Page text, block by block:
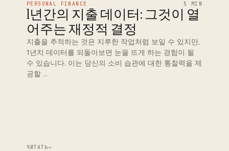
PERSONAL FINANCE 5 MIN
1년간의 지출 데이터: 그것이 열
어주는 재정적 결정
지출을 추적하는 것은 지루한 작업처럼 보일 수 있지만,
1년치 데이터를 되돌아보면 눈을 뜨게 하는 경험이 될
수 있습니다. 이는 당신의 소비 습관에 대한 통찰력을 제
공할 …
ЧИТАТЬ→